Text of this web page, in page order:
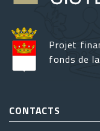
Projet
fonds de
CONTACTS